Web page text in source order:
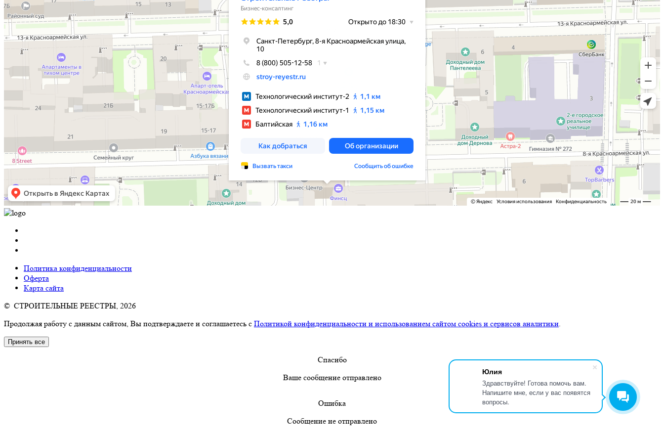
Юлия
Здравствуйте! Готова помочь вам.
Напишите мне, если у вас появятся
вопросы.
Сполитикой конфиденциальности
ознакомлен и согласен.
Политика конфиденциальности
Оферта
Карта сайта
© СТРОИТЕЛЬНЫЕ РЕЕСТРЫ, 2026
Продолжая работу с данным сайтом, Вы подтверждаете и соглашаетесь с Политикой конфиденциальности и использованием сайтом cookies и сервисов аналитики.
Принять все
Спасибо
Ваше сообщение отправлено
Ошибка
Сообщение не отправлено